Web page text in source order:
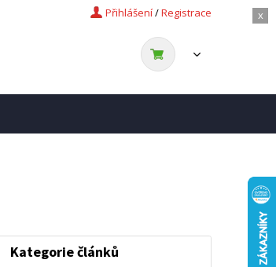
x
Registrace
/
Přihlášení
Kategorie článků